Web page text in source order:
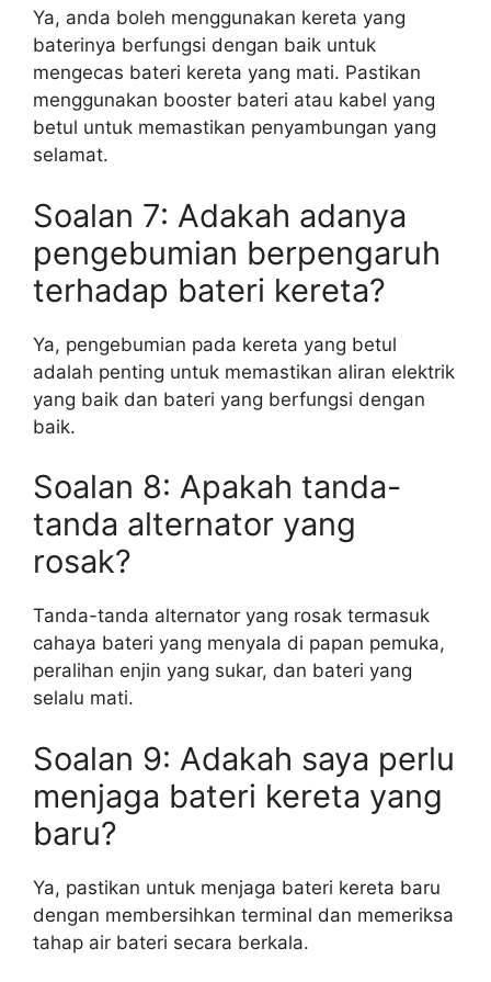
Ya, anda boleh menggunakan kereta yang
baterinya berfungsi dengan baik untuk
mengecas bateri kereta yang mati. Pastikan
menggunakan booster bateri atau kabel yang
betul untuk memastikan penyambungan yang
selamat.
Soalan 7: Adakah adanya
pengebumian berpengaruh
terhadap bateri kereta?
Ya, pengebumian pada kereta yang betul
adalah penting untuk memastikan aliran elektrik
yang baik dan bateri yang berfungsi dengan
baik.
Soalan 8: Apakah tanda-
tanda alternator yang
rosak?
Tanda-tanda alternator yang rosak termasuk
cahaya bateri yang menyala di papan pemuka,
peralihan enjin yang sukar, dan bateri yang
selalu mati.
Soalan 9: Adakah saya perlu
menjaga bateri kereta yang
baru?
Ya, pastikan untuk menjaga bateri kereta baru
dengan membersihkan terminal dan memeriksa
tahap air bateri secara berkala.